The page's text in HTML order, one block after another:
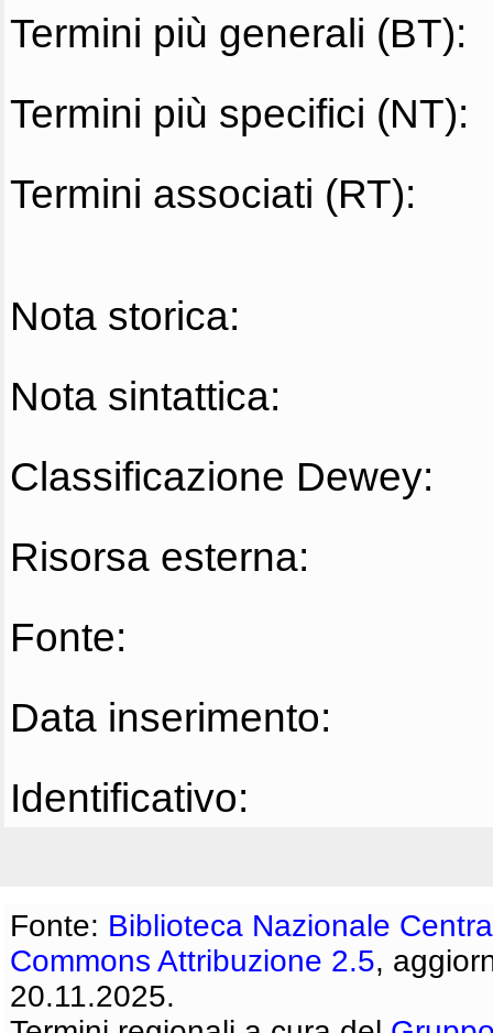
Termini più generali (BT):
Termini più specifici (NT):
Termini associati (RT):
Nota storica:
Nota sintattica:
Classificazione Dewey:
Risorsa esterna:
Fonte:
Data inserimento:
Identificativo:
Fonte: Biblioteca Nazionale
Commons Attribuzione 2.5,
20.11.2025.